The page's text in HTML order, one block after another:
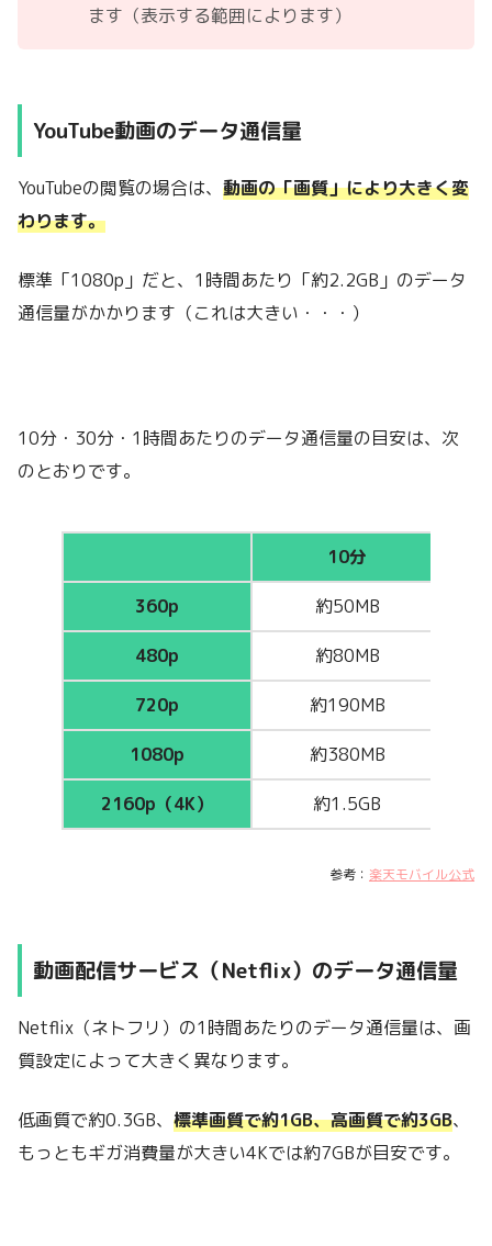
ます（表示する範囲によります）
YouTube動画のデータ通信量
YouTubeの閲覧の場合は、 動画の「画質」により大きく変
わります。
標準「1080p」だと、1時間あたり「約2.2GB」のデータ
通信量がかかります（これは大きい・・・）
10分・30分・1時間あたりのデータ通信量の目安は、次
のとおりです。
10分
360p 約50MB
480p 約80MB
720p 約190MB
1080p 約380MB
2160p（4K） 約1.5GB
参考： 楽天モバイル公式
動画配信サービス（Netflix）のデータ通信量
Netflix（ネトフリ）の1時間あたりのデータ通信量は、画
質設定によって大きく異なります。
低画質で約0.3GB、 標準画質で約1GB、高画質で約3GB、
もっともギガ消費量が大きい4Kでは約7GBが目安です。